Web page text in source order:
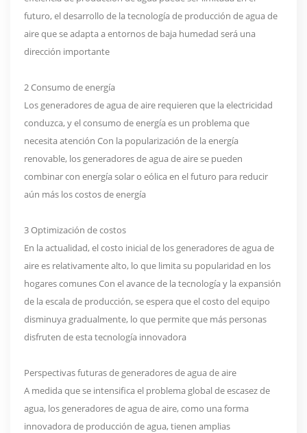
futuro, el desarrollo de la tecnología de producción de agua de
aire que se adapta a entornos de baja humedad será una
dirección importante
2 Consumo de energía
Los generadores de agua de aire requieren que la electricidad
conduzca, y el consumo de energía es un problema que
necesita atención Con la popularización de la energía
renovable, los generadores de agua de aire se pueden
combinar con energía solar o eólica en el futuro para reducir
aún más los costos de energía
3 Optimización de costos
En la actualidad, el costo inicial de los generadores de agua de
aire es relativamente alto, lo que limita su popularidad en los
hogares comunes Con el avance de la tecnología y la expansión
de la escala de producción, se espera que el costo del equipo
disminuya gradualmente, lo que permite que más personas
disfruten de esta tecnología innovadora
Perspectivas futuras de generadores de agua de aire
A medida que se intensifica el problema global de escasez de
agua, los generadores de agua de aire, como una forma
innovadora de producción de agua, tienen amplias